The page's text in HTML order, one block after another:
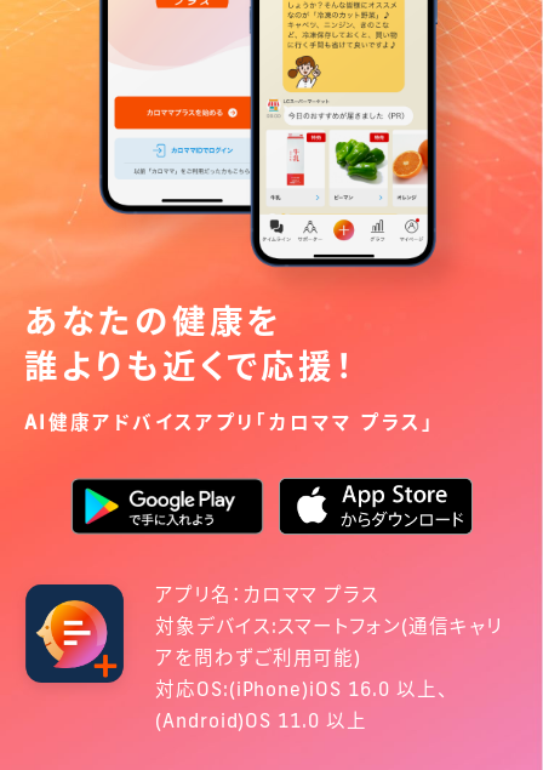
あなたの健康を
誰よりも近くで応援！
AI健康アドバイスアプリ「カロママ プラス」
アプリ名：カロママ プラス
対象デバイス:スマートフォン(通信キャリ
アを問わずご利用可能)
対応OS:(iPhone)iOS 16.0 以上、
(Android)OS 11.0 以上